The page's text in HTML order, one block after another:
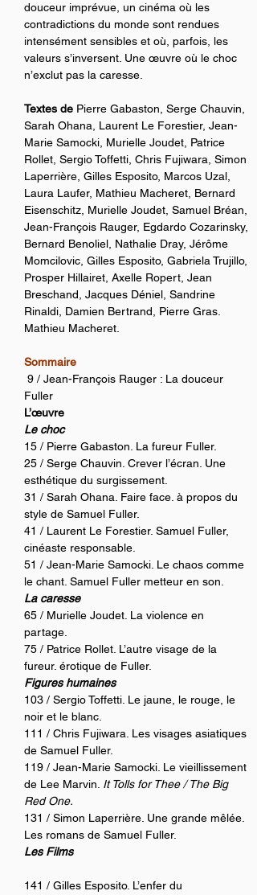
douceur imprévue, un cinéma où les
contradictions du monde sont rendues
intensément sensibles et où, parfois, les
valeurs s’inversent. Une œuvre où le choc
n’exclut pas la caresse.
Textes de Pierre Gabaston, Serge Chauvin,
Sarah Ohana, Laurent Le Forestier, Jean-
Marie Samocki, Murielle Joudet, Patrice
Rollet, Sergio Toffetti, Chris Fujiwara, Simon
Laperrière, Gilles Esposito, Marcos Uzal,
Laura Laufer, Mathieu Macheret, Bernard
Eisenschitz, Murielle Joudet, Samuel Bréan,
Jean-François Rauger, Egdardo Cozarinsky,
Bernard Benoliel, Nathalie Dray, Jérôme
Momcilovic, Gilles Esposito, Gabriela Trujillo,
Prosper Hillairet, Axelle Ropert, Jean
Breschand, Jacques Déniel, Sandrine
Rinaldi, Damien Bertrand, Pierre Gras.
Mathieu Macheret.
Sommaire
Fuller
L’œuvre
Le choc
15 / Pierre Gabaston. La fureur Fuller.
25 / Serge Chauvin. Crever l’écran. Une
esthétique du surgissement.
31 / Sarah Ohana. Faire face. à propos du
style de Samuel Fuller.
41 / Laurent Le Forestier. Samuel Fuller,
cinéaste responsable.
51 / Jean-Marie Samocki. Le chaos comme
le chant. Samuel Fuller metteur en son.
La caresse
65 / Murielle Joudet. La violence en
partage.
75 / Patrice Rollet. L’autre visage de la
fureur. érotique de Fuller.
Figures humaines
103 / Sergio Toffetti. Le jaune, le rouge, le
noir et le blanc.
111 / Chris Fujiwara. Les visages asiatiques
de Samuel Fuller.
119 / Jean-Marie Samocki. Le vieillissement
de Lee Marvin. It Tolls for Thee / The Big
Red One.
131 / Simon Laperrière. Une grande mêlée.
Les romans de Samuel Fuller.
Les Films
141 / Gilles Esposito. L’enfer du